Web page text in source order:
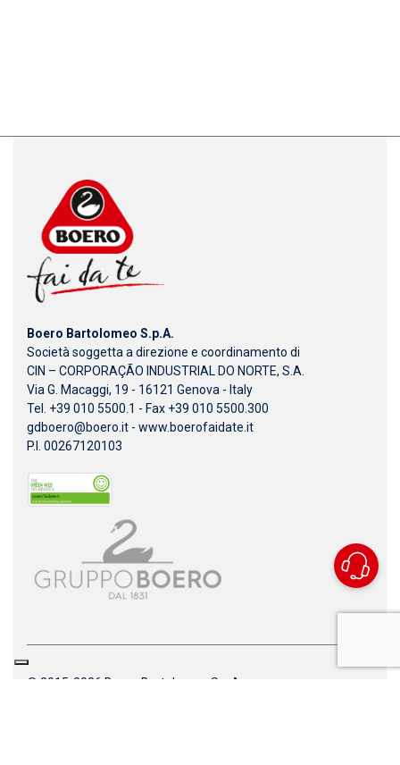
Boero Bartolomeo S.p.A.
Società soggetta a direzione e coordinamento di
CIN – CORPORAÇÃO INDUSTRIAL DO NORTE, S.A.
Via G. Macaggi, 19 - 16121 Genova - Italy
Tel. +39 010 5500.1 - Fax +39 010 5500.300
gdboero@boero.it - www.boerofaidate.it
P.I. 00267120103
© 2015-2026 Boero Bartolomeo S.p.A.